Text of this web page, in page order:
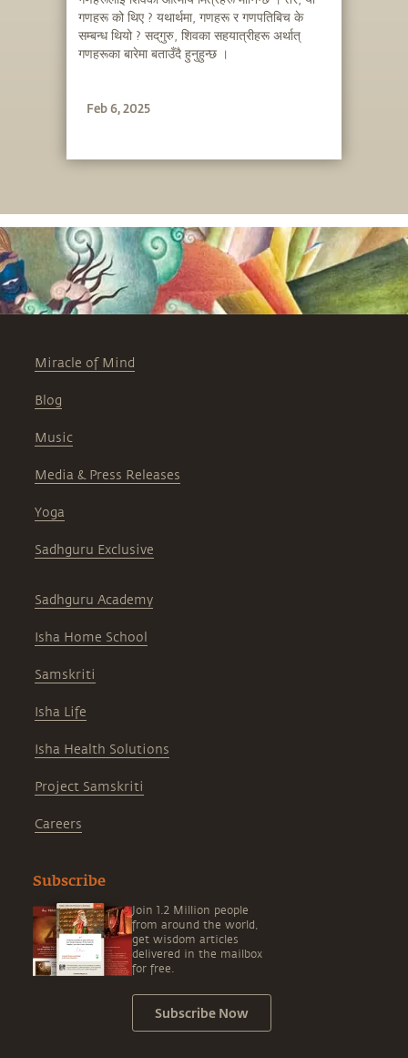
गणहरू को थिए ? यथार्थमा, गणहरू र गणपतिबिच के
सम्बन्ध थियो ? सद्‌गुरु, शिवका सहयात्रीहरू अर्थात्
गणहरूका बारेमा बताउँदै हुनुहुन्छ ।
Feb 6, 2025
Miracle of Mind
Blog
Music
Media & Press Releases
Yoga
Sadhguru Exclusive
Sadhguru Academy
Isha Home School
Samskriti
Isha Life
Isha Health Solutions
Project Samskriti
Careers
Subscribe
Join 1.2 Million people
from around the world,
get wisdom articles
delivered in the mailbox
for free.
Subscribe Now